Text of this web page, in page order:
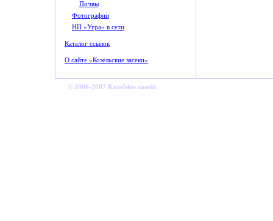
Почвы
Фотографии
НП «Угра» в сети
Каталог ссылок
О сайте «Козельские засеки»
© 2006-2007 Kozelskie zaseki